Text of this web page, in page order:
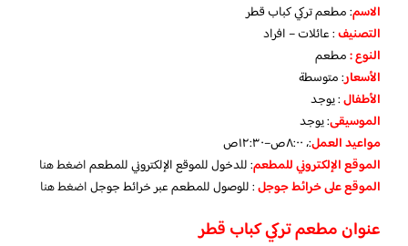
الاسم: مطعم تركي كباب قطر
التصنيف: عائلات – افراد
النوع :مطعم
الأسعار:متوسطة
الأطفال:يوجد
الموسيقى:يوجد
مواعيد العمل:، ٨:٠٠ص–١٢:٣٠ص
الموقع الإلكتروني للمطعم: للدخول للموقع الإلكتروني للمطعماضغط هنا
الموقع على خرائط جوجل: للوصول للمطعم عبر خرائط جوجلاضغط هنا
عنوان مطعم تركي كباب قطر